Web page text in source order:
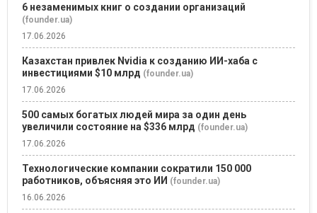
6 незаменимых книг о создании организаций
(founder.ua)
17.06.2026
Казахстан привлек Nvidia к созданию ИИ-хаба с
инвестициями $10 млрд (founder.ua)
17.06.2026
500 самых богатых людей мира за один день
увеличили состояние на $336 млрд (founder.ua)
17.06.2026
Технологические компании сократили 150 000
работников, объясняя это ИИ (founder.ua)
16.06.2026